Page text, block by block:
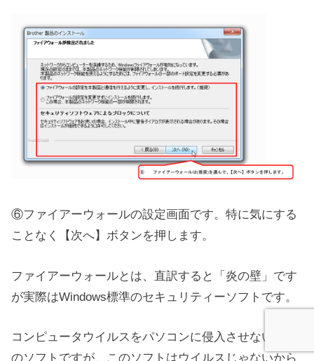
⑥ファイアーウォールの設定画面です。特に気にする
ことなく【次へ】ボタンを押します。
ファイアーウォールとは、直訳すると「炎の壁」です
が実際はWindows標準のセキュリティーソフトです。
コンピュータウイルスをパソコンに侵入させないため
のソフトですが、このソフトはウイルスじゃないから